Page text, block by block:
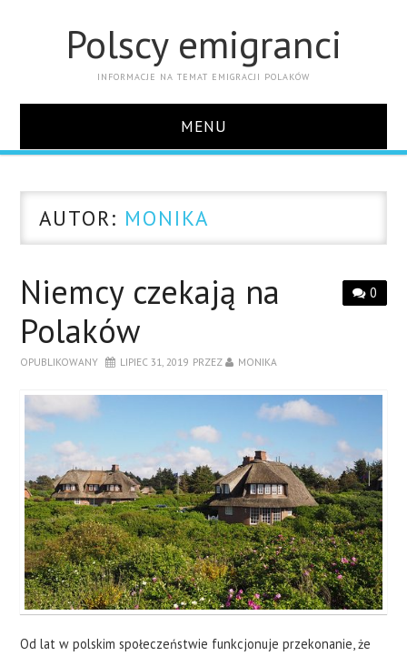
Polscy emigranci
INFORMACJE NA TEMAT EMIGRACJI POLAKÓW
MENU
KONTAKT
AUTOR: MONIKA
0
Niemcy czekają na
Polaków
OPUBLIKOWANY LIPIEC 31, 2019 PRZEZ MONIKA
Od lat w polskim społeczeństwie funkcjonuje przekonanie, że